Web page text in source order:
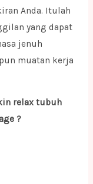
Anda. Itulah
yang dapat
jenuh
muatan kerja
relax tubuh
?